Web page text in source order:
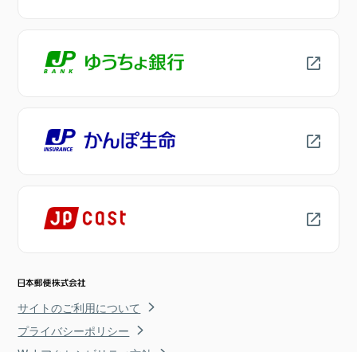
サイトのご利用について
プライバシーポリシー